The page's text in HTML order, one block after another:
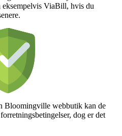
eksempelvis ViaBill, hvis du
Bloomingville webbutik kan de
dog er det